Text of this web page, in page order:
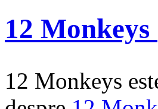
12 Monkeys
12 Monkeys